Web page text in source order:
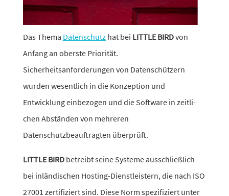
Das Thema Datenschutzhat bei LITTLE BIRDvon
Anfang an oberste Priorität.
Sicherheitsanforderungen von Datenschützern
wurden wesent­lich in die Konzeption und
Entwicklung einbe­zogen und die Software in zeit­li­
chen Abständen von mehreren
Datenschutzbeauftragten überprüft.
LITTLE BIRD betreibt seine Systeme ausschließ­lich
bei inlän­di­schen Hosting-Dienstleistern, die nach ISO
27001 zerti­fi­ziert sind. Diese Norm spezi­fi­ziert unter